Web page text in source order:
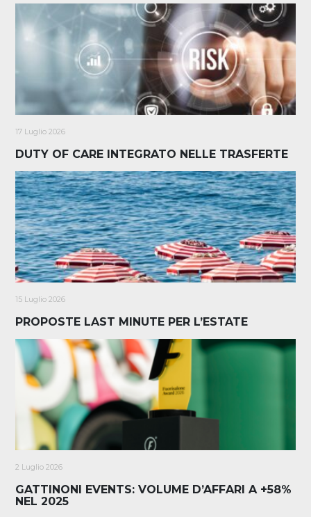
17 Luglio 2026
DUTY OF CARE INTEGRATO NELLE TRASFERTE
15 Luglio 2026
PROPOSTE LAST MINUTE PER L’ESTATE
2 Luglio 2026
GATTINONI EVENTS: VOLUME D’AFFARI A +58%
NEL 2025